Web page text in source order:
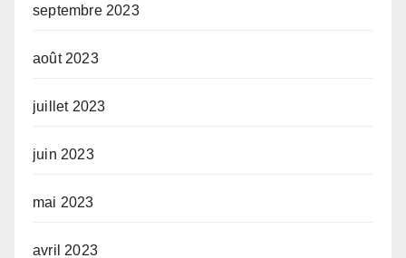
septembre 2023
août 2023
juillet 2023
juin 2023
mai 2023
avril 2023